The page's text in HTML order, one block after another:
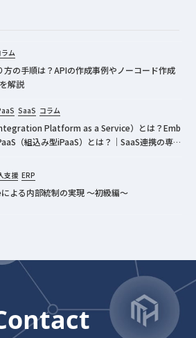
ラム
方の手順は？APIの作成事例やノーコード作成
解説
SaaS コラム
Platform as a Service）とは？Emb
（組込み型iPaaS）とは？｜SaaS連携の専門
支援 ERP
よる内部統制の実現 ～初級編～